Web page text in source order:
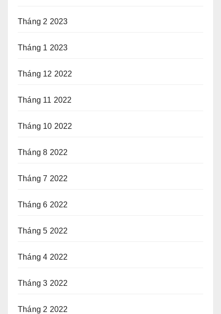
Tháng 2 2023
Tháng 1 2023
Tháng 12 2022
Tháng 11 2022
Tháng 10 2022
Tháng 8 2022
Tháng 7 2022
Tháng 6 2022
Tháng 5 2022
Tháng 4 2022
Tháng 3 2022
Tháng 2 2022